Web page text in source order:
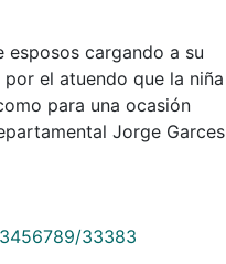
esposos cargando a su
el atuendo que la niña
para una ocasión
Jorge Garces
33383